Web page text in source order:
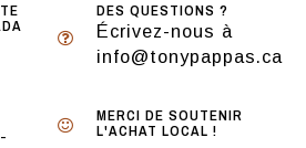
DES QUESTIONS ?
Écrivez-nous à
info@tonypappas.ca
MERCI DE SOUTENIR
L'ACHAT LOCAL !